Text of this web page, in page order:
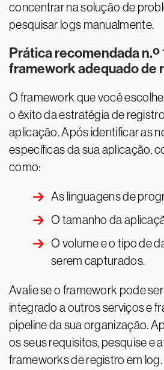
concentrar na solução de
pesquisar logs manualmente.
Prática recomendada n.º
framework adequado de
O framework que você
o êxito da estratégia de
aplicação. Após identificar as
específicas da sua aplicação,
como:
As linguagens de
O tamanho da
O volume e o tipo de
serem capturados.
Avalie se o framework pode
integrado a outros serviços e
pipeline da sua organização.
os seus requisitos, pesquise e
frameworks de registro em